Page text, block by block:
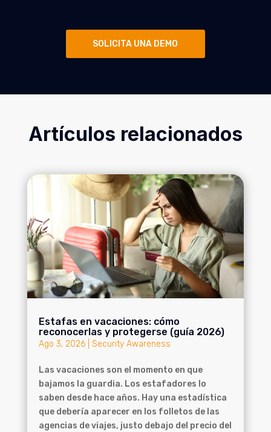
SOLICITA UNA DEMO
Artículos relacionados
Estafas en vacaciones: cómo
reconocerlas y protegerse (guía 2026)
Ago 3, 2026| Security Awareness
Las vacaciones son el momento en que
bajamos la guardia. Los estafadores lo
saben desde hace años. Hay una estadística
que debería aparecer en los folletos de las
agencias de viajes, justo debajo del precio del